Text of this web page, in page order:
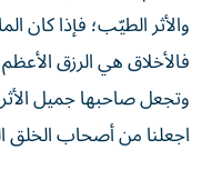
والأثر الطيّب؛ فإذا كان
فالأخلاق هي الرزق
وتجعل صاحبها جميل
اجعلنا من أصحاب